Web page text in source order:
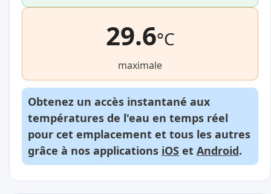
29.6°C
maximale
Obtenez un accès instantané aux
températures de l'eau en temps réel
pour cet emplacement et tous les autres
grâce à nos applications iOS et Android.